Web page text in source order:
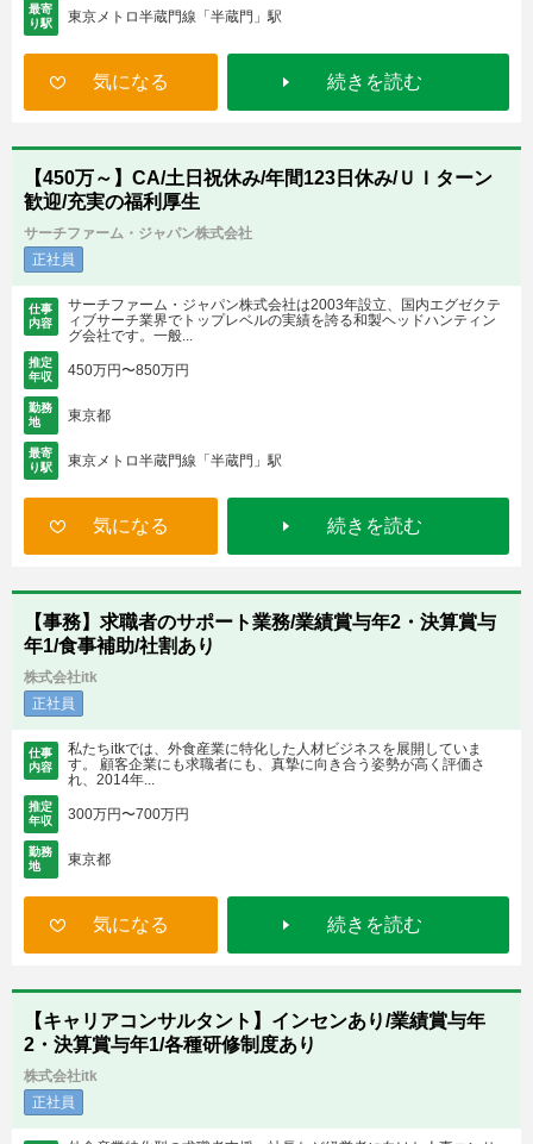
最寄
り駅
東京メトロ半蔵門線「半蔵門」駅
気になる 続きを読む
【450万～】CA/土日祝休み/年間123日休み/ＵＩターン
歓迎/充実の福利厚生
サーチファーム・ジャパン株式会社
正社員
仕事
内容
サーチファーム・ジャパン株式会社は2003年設立、国内エグゼクテ
ィブサーチ業界でトップレベルの実績を誇る和製ヘッドハンティン
グ会社です。一般...
推定
年収
450万円〜850万円
勤務
地
東京都
最寄
り駅
東京メトロ半蔵門線「半蔵門」駅
気になる 続きを読む
【事務】求職者のサポート業務/業績賞与年2・決算賞与
年1/食事補助/社割あり
株式会社itk
正社員
仕事
内容
私たちitkでは、外食産業に特化した人材ビジネスを展開していま
す。 顧客企業にも求職者にも、真摯に向き合う姿勢が高く評価さ
れ、2014年...
推定
年収
300万円〜700万円
勤務
地
東京都
気になる 続きを読む
【キャリアコンサルタント】インセンあり/業績賞与年
2・決算賞与年1/各種研修制度あり
株式会社itk
正社員